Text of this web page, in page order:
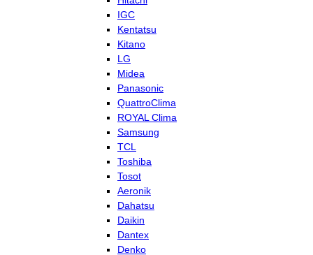
IGC
Kentatsu
Kitano
LG
Midea
Panasonic
QuattroClima
ROYAL Clima
Samsung
TCL
Toshiba
Tosot
Aeronik
Dahatsu
Daikin
Dantex
Denko